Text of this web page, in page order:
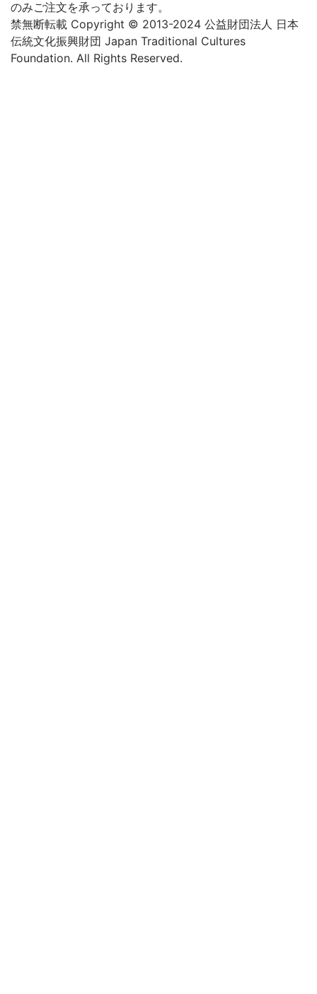
のみご注文を承っております。
禁無断転載 Copyright © 2013-2024 公益財団法人 日本
伝統文化振興財団 Japan Traditional Cultures
Foundation. All Rights Reserved.